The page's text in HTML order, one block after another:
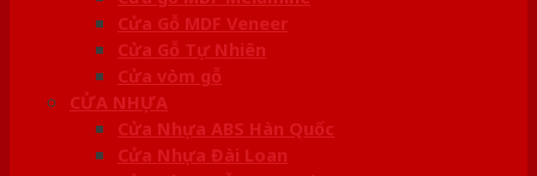
Cửa Gỗ MDF Veneer
Cửa Gỗ Tự Nhiên
Cửa vòm gỗ
CỬA NHỰA
Cửa Nhựa ABS Hàn Quốc
Cửa Nhựa Đài Loan